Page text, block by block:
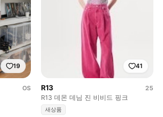
19
OS
41
R13
25
R13 데몬 데님 진 비비드 핑크
새상품